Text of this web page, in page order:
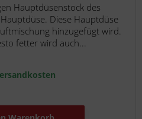
Hauptdüsenstock des
Diese Hauptdüse
hinzugefügt wird.
fetter wird auch...